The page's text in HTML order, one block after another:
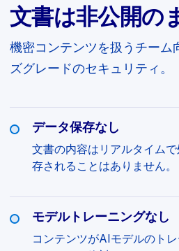
文書は非公開の
機密コンテンツを扱うチーム
ズグレードのセキュリティ。
データ保存なし
文書の内容はリアルタイム
存されることはありません。
モデルトレーニングなし
コンテンツがAIモデルのト